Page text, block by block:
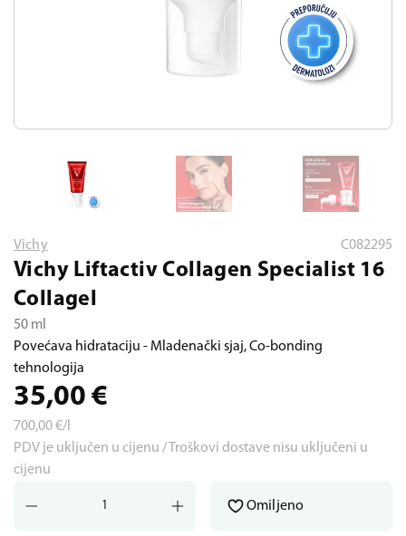
Vichy C082295
Vichy Liftactiv Collagen Specialist 16
Collagel
50 ml
Povećava hidrataciju - Mladenački sjaj, Co-bonding
tehnologija
35,00 €
700,00€/l
PDV je uključen u cijenu / Troškovi dostave nisu uključeni u
cijenu
Omiljeno